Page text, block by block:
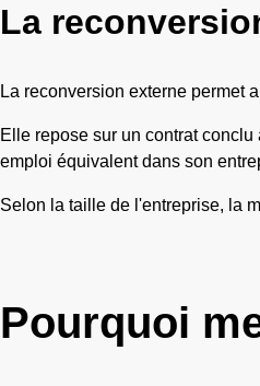
La
La reconversion externe permet
Elle repose sur un contrat
emploi équivalent dans son
Selon la taille de l'entreprise, la
Pourquoi